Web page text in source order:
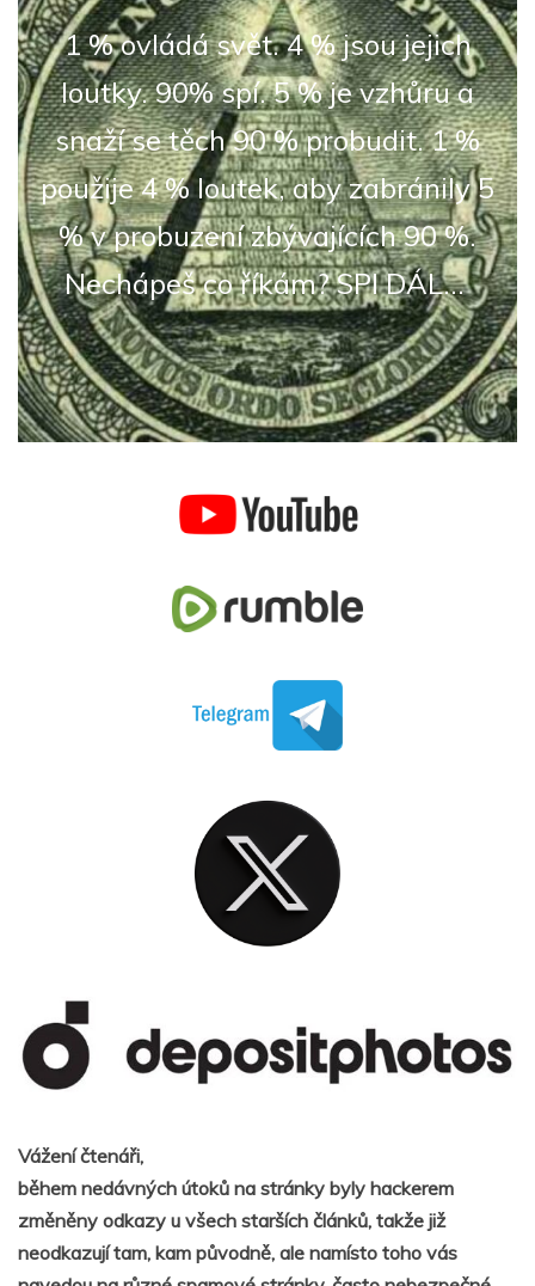
1 % ovládá svět. 4 % jsou jejich
loutky. 90% spí. 5 % je vzhůru a
snaží se těch 90 % probudit. 1 %
použije 4 % loutek, aby zabránily 5
% v probuzení zbývajících 90 %.
Nechápeš co říkám? SPI DÁL...
Vážení čtenáři,
během nedávných útoků na stránky byly hackerem
změněny odkazy u všech starších článků, takže již
neodkazují tam, kam původně, ale namísto toho vás